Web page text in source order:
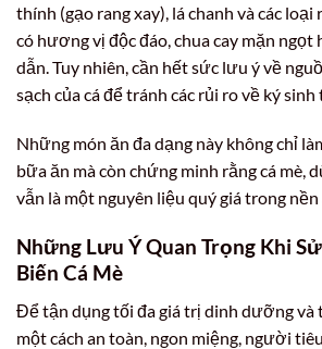
thính (gạo rang xay), lá chanh và các loại
có hương vị độc đáo, chua cay mặn ngọt
dẫn. Tuy nhiên, cần hết sức lưu ý về
sạch của cá để tránh các rủi ro về ký sinh
Những món ăn đa dạng này không chỉ
bữa ăn mà còn chứng minh rằng cá mè,
vẫn là một nguyên liệu quý giá trong
Những Lưu Ý Quan Trọng Khi
Biến Cá Mè
Để tận dụng tối đa giá trị dinh dưỡng và
một cách an toàn, ngon miệng, người